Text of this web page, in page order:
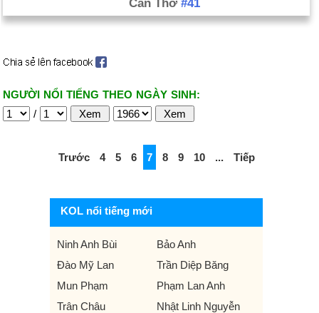
Cần Thơ #41
NGƯỜI NỔI TIẾNG THEO NGÀY SINH:
/
Trước 4 5 6 7 8 9 10 ... Tiếp
KOL nổi tiếng mới
Ninh Anh Bùi
Bảo Anh
Đào Mỹ Lan
Trần Diệp Băng
Mun Phạm
Phạm Lan Anh
Trân Châu
Nhật Linh Nguyễn